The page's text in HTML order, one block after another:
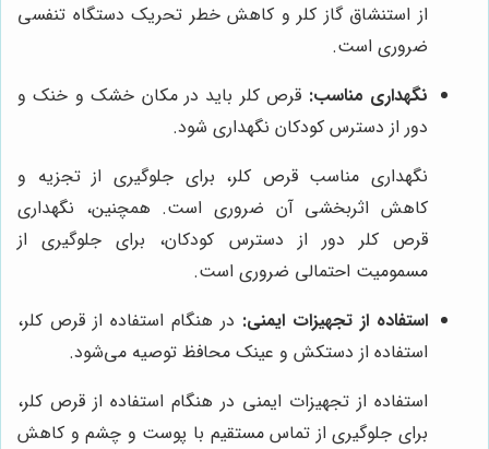
از استنشاق گاز کلر و کاهش خطر تحریک دستگاه تنفسی
ضروری است.
نگهداری مناسب: قرص کلر باید در مکان خشک و خنک و
دور از دسترس کودکان نگهداری شود.
نگهداری مناسب قرص کلر، برای جلوگیری از تجزیه و
کاهش اثربخشی آن ضروری است. همچنین، نگهداری
قرص کلر دور از دسترس کودکان، برای جلوگیری از
مسمومیت احتمالی ضروری است.
استفاده از تجهیزات ایمنی: در هنگام استفاده از قرص کلر،
استفاده از دستکش و عینک محافظ توصیه می‌شود.
استفاده از تجهیزات ایمنی در هنگام استفاده از قرص کلر،
برای جلوگیری از تماس مستقیم با پوست و چشم و کاهش